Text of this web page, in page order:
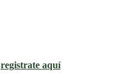
registrate aquí